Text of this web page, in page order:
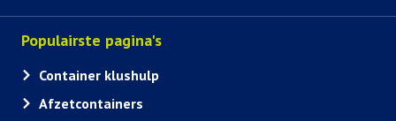
Populairste pagina's
Container klushulp
Afzetcontainers